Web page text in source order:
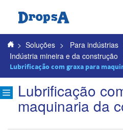
> Soluções > Para indústrias
Indústria mineira e da construção
Lubrificação com graxa para
Lubrificação
maquinaria da